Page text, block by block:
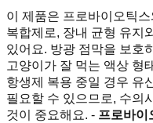
이 제품은 프로바이오틱
복합제로, 장내 균형 유지
있어요. 방광 점막을 보호
고양이가 잘 먹는 액상 형
항생제 복용 중일 경우 유
필요할 수 있으므로, 수의
것이 중요해요. - 프로바이